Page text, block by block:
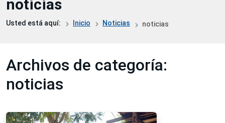
noticias
Usted está aquí: Inicio Noticias noticias
Archivos de categoría:
noticias